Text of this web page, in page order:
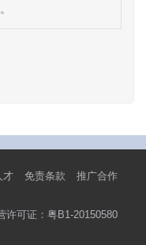
才 免责条款
推广合作
许可证：粤B1-20150580